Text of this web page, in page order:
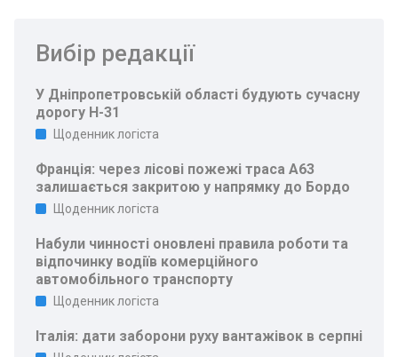
Вибір редакції
У Дніпропетровській області будують сучасну
дорогу Н-31
Щоденник логіста
Франція: через лісові пожежі траса A63
залишається закритою у напрямку до Бордо
Щоденник логіста
Набули чинності оновлені правила роботи та
відпочинку водіїв комерційного
автомобільного транспорту
Щоденник логіста
Італія: дати заборони руху вантажівок в серпні